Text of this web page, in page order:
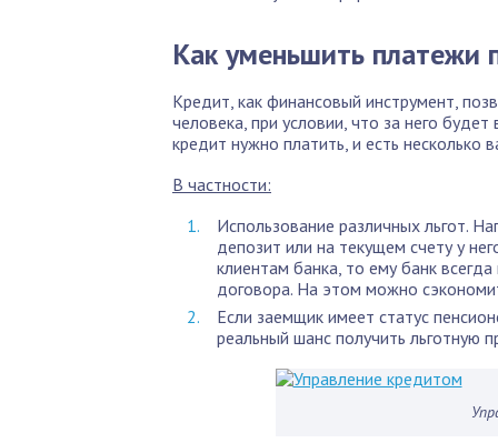
Как уменьшить платежи
Кредит, как финансовый инструмент,
человека, при условии, что за него
кредит нужно платить, и есть несколько
В частности:
Использование различных льгот.
депозит или на текущем счету у
клиентам банка, то ему банк
договора. На этом можно
Если заемщик имеет статус
реальный шанс получить льготную